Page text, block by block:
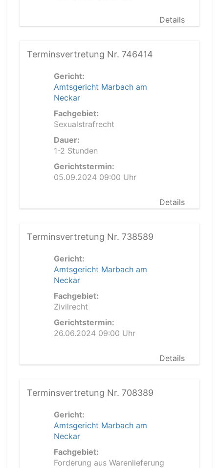
Details
Terminsvertretung Nr. 746414
Gericht:
Amtsgericht Marbach am
Neckar
Fachgebiet:
Sexualstrafrecht
Dauer:
1-2 Stunden
Gerichtstermin:
05.09.2024 09:00 Uhr
Details
Terminsvertretung Nr. 738589
Gericht:
Amtsgericht Marbach am
Neckar
Fachgebiet:
Zivilrecht
Gerichtstermin:
26.06.2024 09:00 Uhr
Details
Terminsvertretung Nr. 708389
Gericht:
Amtsgericht Marbach am
Neckar
Fachgebiet:
Forderung aus Warenlieferung